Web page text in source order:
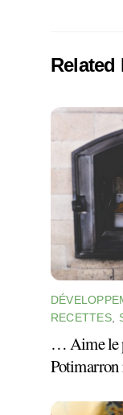
Related
RECETTES,
… Aime le
Potimarron